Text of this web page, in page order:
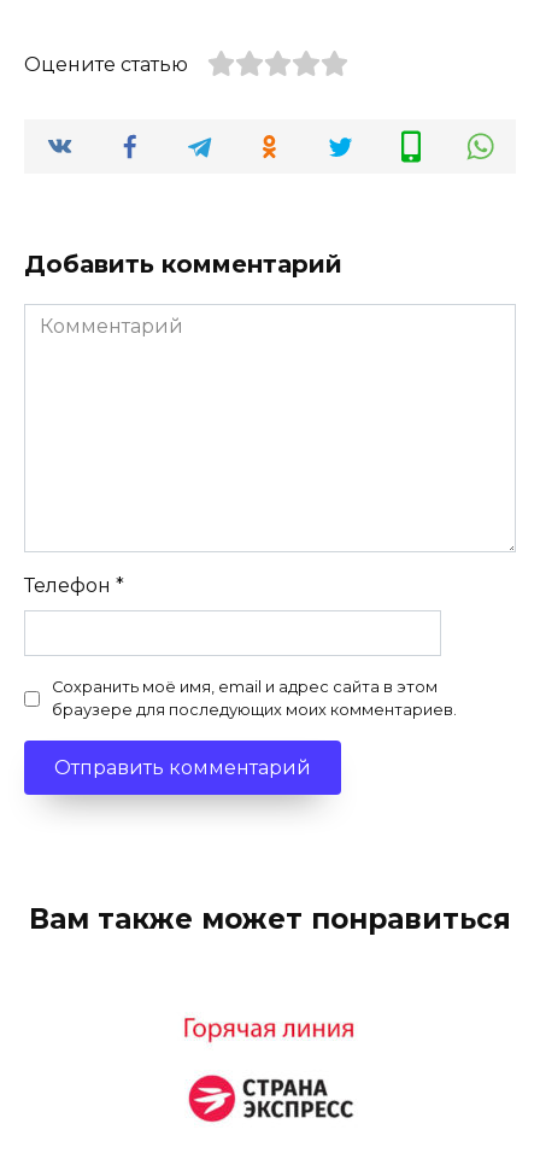
Оцените статью
Добавить комментарий
Комментарий
Телефон *
Сохранить моё имя, email и адрес сайта в этом
браузере для последующих моих комментариев.
Вам также может понравиться